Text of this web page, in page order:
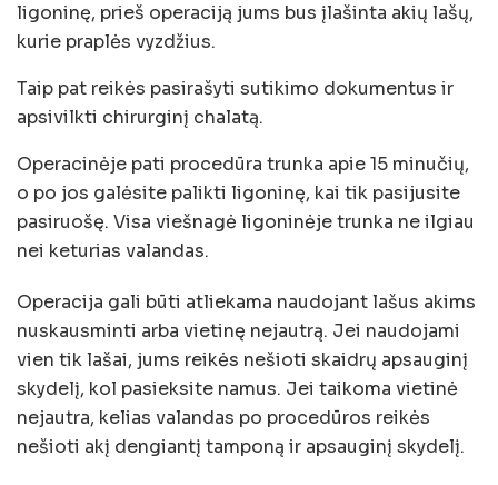
ligoninę, prieš operaciją jums bus įlašinta akių lašų,
kurie praplės vyzdžius.
Taip pat reikės pasirašyti sutikimo dokumentus ir
apsivilkti chirurginį chalatą.
Operacinėje pati procedūra trunka apie 15 minučių,
o po jos galėsite palikti ligoninę, kai tik pasijusite
pasiruošę. Visa viešnagė ligoninėje trunka ne ilgiau
nei keturias valandas.
Operacija gali būti atliekama naudojant lašus akims
nuskausminti arba vietinę nejautrą. Jei naudojami
vien tik lašai, jums reikės nešioti skaidrų apsauginį
skydelį, kol pasieksite namus. Jei taikoma vietinė
nejautra, kelias valandas po procedūros reikės
nešioti akį dengiantį tamponą ir apsauginį skydelį.